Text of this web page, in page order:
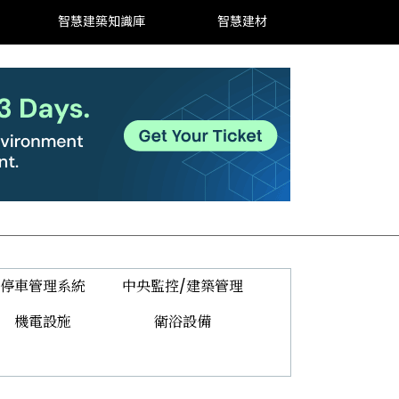
智慧建築知識庫 智慧建材
停車管理系統
中央監控/建築管理
機電設施
衛浴設備